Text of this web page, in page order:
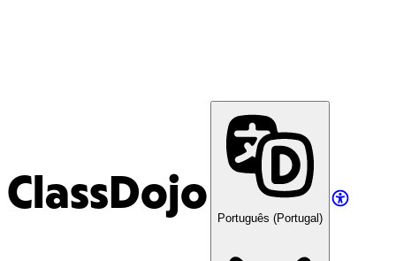
ClassDojo
Português (Portugal)